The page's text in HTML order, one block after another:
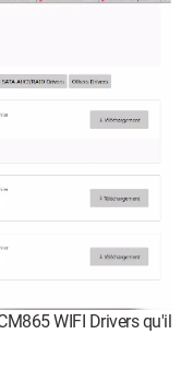
WIFI Drivers qu'il